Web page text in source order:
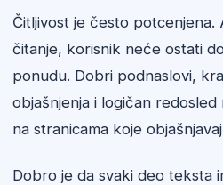
Čitljivost je često
čitanje, korisnik neće ostati
ponudu. Dobri podnaslovi,
objašnjenja i logičan
na stranicama koje
Dobro je da svaki deo teksta